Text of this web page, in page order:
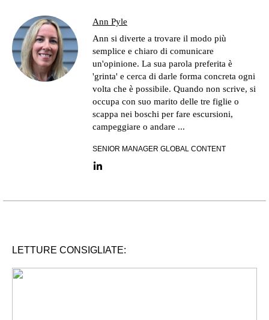
Ann Pyle
Ann si diverte a trovare il modo più
semplice e chiaro di comunicare
un'opinione. La sua parola preferita è
'grinta' e cerca di darle forma concreta ogni
volta che è possibile. Quando non scrive, si
occupa con suo marito delle tre figlie o
scappa nei boschi per fare escursioni,
campeggiare o andare ...
SENIOR MANAGER GLOBAL CONTENT
LinkedIn link
LETTURE CONSIGLIATE: